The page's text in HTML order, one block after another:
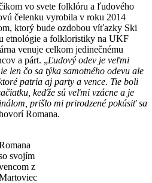
vo svete folklóru a ľudového
čelenku vyrobila v roku 2014
ktorý bude ozdobou víťazky Ski
etnológie a folkloristiky na UKF
venuje celkom jedinečnému
a párt. „Ľudový odev je veľmi
len čo sa týka samotného odevu ale
patria aj party a vence. Tie boli
keďže sú veľmi vzácne a je
prišlo mi prirodzené pokúsiť sa
Romana.
svojím
z